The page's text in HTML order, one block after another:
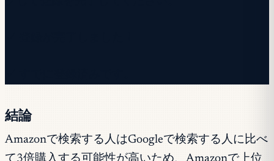
結論
Amazonで検索する人はGoogleで検索する人に比べ